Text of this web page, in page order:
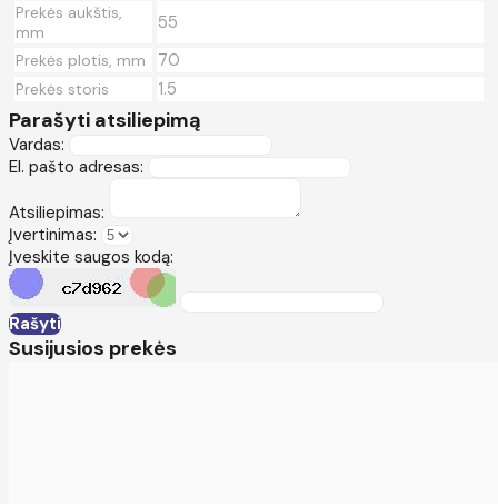
Prekės aukštis,
mm
55
Prekės plotis, mm 70
Prekės storis 1.5
Parašyti atsiliepimą
Vardas:
El. pašto adresas:
Atsiliepimas:
Įvertinimas:
Įveskite saugos kodą:
Rašyti
Susijusios prekės